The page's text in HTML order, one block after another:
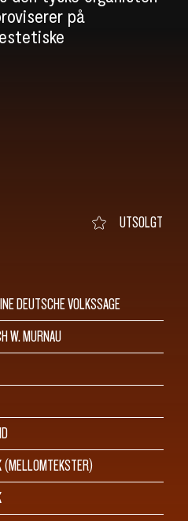
på
UTSOLGT
DEUTSCHE VOLKSSAGE
W. MURNAU
(MELLOMTEKSTER)